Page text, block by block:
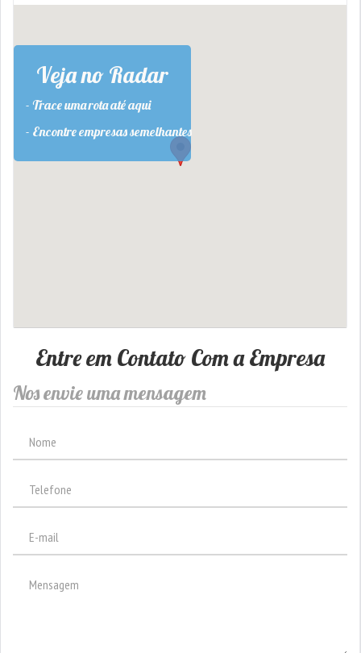
Veja no Radar
- Trace uma rota até aqui
- Encontre empresas semelhantes
Entre em Contato Com a Empresa
Nos envie uma mensagem